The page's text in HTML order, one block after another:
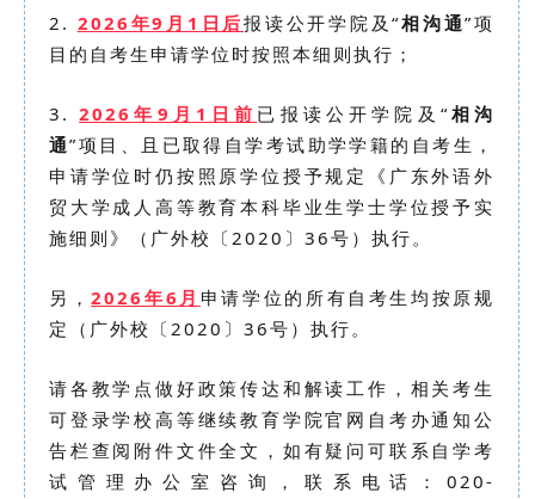
2. 2026年9月1日后报读公开学院及“相沟通”项
目的自考生申请学位时按照本细则执行；
3.2026年9月1日前 已报读公开学院及“ 相沟
通”项目、且已取得自学考试助学学籍的自考生，
申请学位时仍按照原学位授予规定《广东外语外
贸大学成人高等教育本科毕业生学士学位授予实
施细则》（广外校〔2020〕36号）执行。
另，2026年6月 申请学位的所有自考生均按原规
定（广外校〔2020〕36号）执行。
请各教学点做好政策传达和解读工作，相关考生
可登录学校高等继续教育学院官网自考办通知公
告栏查阅附件文件全文，如有疑问可联系自学考
试管理办公室咨询，联系电话：020-